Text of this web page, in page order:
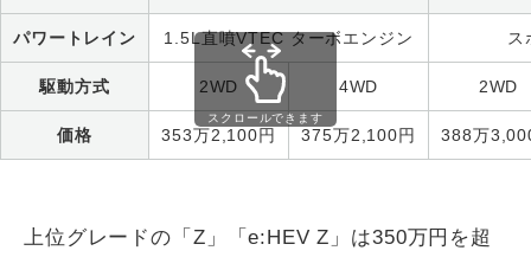
パワートレイン 1.5L直噴VTEC ターボエンジン ス
駆動方式 2WD 4WD 2WD
価格 353万2,100円 375万2,100円 388万
スクロールできます
上位グレードの「Z」「e:HEV Z」は350万円を超